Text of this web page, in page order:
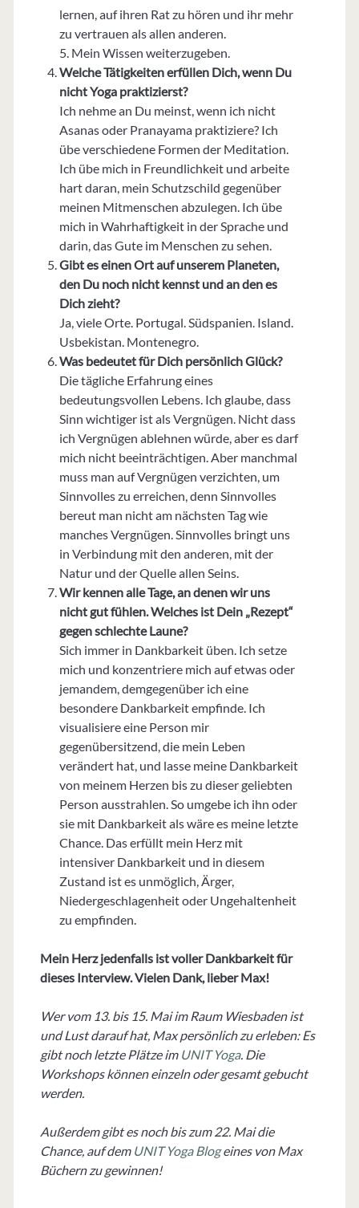
lernen, auf ihren Rat zu hören und ihr mehr
zu vertrauen als allen anderen.
5. Mein Wissen weiterzugeben.
Welche Tätigkeiten erfüllen Dich, wenn Du
nicht Yoga praktizierst?
Ich nehme an Du meinst, wenn ich nicht
Asanas oder Pranayama praktiziere? Ich
übe verschiedene Formen der Meditation.
Ich übe mich in Freundlichkeit und arbeite
hart daran, mein Schutzschild gegenüber
meinen Mitmenschen abzulegen. Ich übe
mich in Wahrhaftigkeit in der Sprache und
darin, das Gute im Menschen zu sehen.
Gibt es einen Ort auf unserem Planeten,
den Du noch nicht kennst und an den es
Dich zieht?
Ja, viele Orte. Portugal. Südspanien. Island.
Usbekistan. Montenegro.
Was bedeutet für Dich persönlich Glück?
Die tägliche Erfahrung eines
bedeutungsvollen Lebens. Ich glaube, dass
Sinn wichtiger ist als Vergnügen. Nicht dass
ich Vergnügen ablehnen würde, aber es darf
mich nicht beeinträchtigen. Aber manchmal
muss man auf Vergnügen verzichten, um
Sinnvolles zu erreichen, denn Sinnvolles
bereut man nicht am nächsten Tag wie
manches Vergnügen. Sinnvolles bringt uns
in Verbindung mit den anderen, mit der
Natur und der Quelle allen Seins.
Wir kennen alle Tage, an denen wir uns
nicht gut fühlen. Welches ist Dein „Rezept“
gegen schlechte Laune?
Sich immer in Dankbarkeit üben. Ich setze
mich und konzentriere mich auf etwas oder
jemandem, demgegenüber ich eine
besondere Dankbarkeit empfinde. Ich
visualisiere eine Person mir
gegenübersitzend, die mein Leben
verändert hat, und lasse meine Dankbarkeit
von meinem Herzen bis zu dieser geliebten
Person ausstrahlen. So umgebe ich ihn oder
sie mit Dankbarkeit als wäre es meine letzte
Chance. Das erfüllt mein Herz mit
intensiver Dankbarkeit und in diesem
Zustand ist es unmöglich, Ärger,
Niedergeschlagenheit oder Ungehaltenheit
zu empfinden.
Mein Herz jedenfalls ist voller Dankbarkeit für
dieses Interview. Vielen Dank, lieber Max!
Wer vom 13. bis 15. Mai im Raum Wiesbaden ist
und Lust darauf hat, Max persönlich zu erleben: Es
gibt noch letzte Plätze im UNIT Yoga. Die
Workshops können einzeln oder gesamt gebucht
werden.
Außerdem gibt es noch bis zum 22. Mai die
Chance, auf dem UNIT Yoga Blogeines von Max
Büchern zu gewinnen!